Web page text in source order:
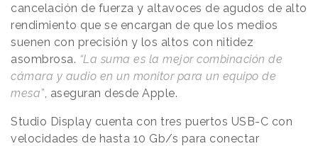
cancelación de fuerza y altavoces de agudos de alto
rendimiento que se encargan de que los medios
suenen con precisión y los altos con nitidez
asombrosa. “La suma es la mejor combinación de
cámara y audio en un monitor para un equipo de
mesa” , aseguran desde Apple.
Studio Display cuenta con tres puertos USB-C con
velocidades de hasta 10 Gb/s para conectar